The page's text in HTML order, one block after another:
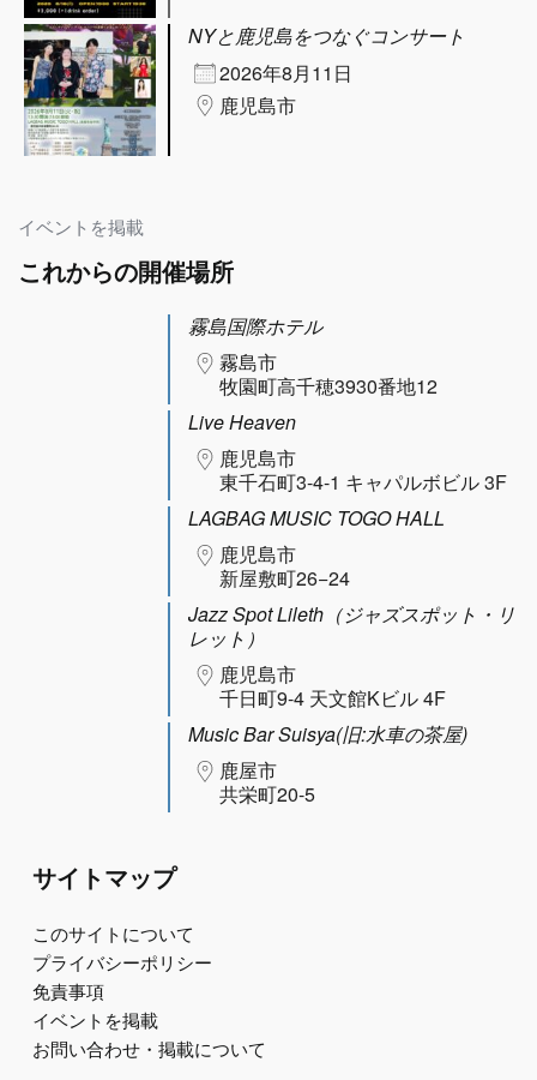
NYと鹿児島をつなぐコンサート
2026年8月11日
鹿児島市
イベントを掲載
これからの開催場所
霧島国際ホテル
霧島市
牧園町高千穂3930番地12
Live Heaven
鹿児島市
東千石町3-4-1 キャパルボビル 3F
LAGBAG MUSIC TOGO HALL
鹿児島市
新屋敷町26−24
Jazz Spot Lileth（ジャズスポット・リ
レット）
鹿児島市
千日町9-4 天文館Kビル 4F
Music Bar Suisya(旧:水車の茶屋)
鹿屋市
共栄町20-5
サイトマップ
このサイトについて
プライバシーポリシー
免責事項
イベントを掲載
お問い合わせ・掲載について